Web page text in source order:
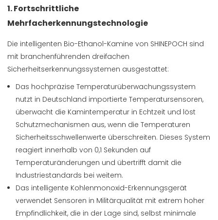
1. Fortschrittliche
Mehrfacherkennungstechnologie
Die intelligenten Bio-Ethanol-Kamine von SHINEPOCH sind
mit branchenführenden dreifachen
Sicherheitserkennungssystemen ausgestattet:
Das hochpräzise Temperaturüberwachungssystem
nutzt in Deutschland importierte Temperatursensoren,
überwacht die Kamintemperatur in Echtzeit und löst
Schutzmechanismen aus, wenn die Temperaturen
Sicherheitsschwellenwerte überschreiten. Dieses System
reagiert innerhalb von 0,1 Sekunden auf
Temperaturänderungen und übertrifft damit die
Industriestandards bei weitem.
Das intelligente Kohlenmonoxid-Erkennungsgerät
verwendet Sensoren in Militärqualität mit extrem hoher
Empfindlichkeit, die in der Lage sind, selbst minimale